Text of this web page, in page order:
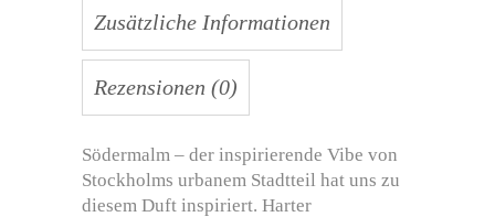
Zusätzliche Informationen
Rezensionen (0)
Södermalm – der inspirierende Vibe von
Stockholms urbanem Stadtteil hat uns zu
diesem Duft inspiriert. Harter